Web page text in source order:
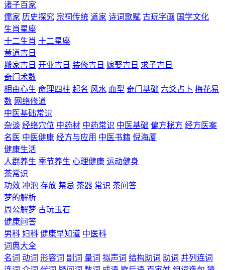
诸子百家
儒家 历史探究 宗祠传统 道家 诗词歌赋 古玩字画 国学文化
生肖星座
十二生肖 十二星座
黄道吉日
搬家吉日 开业吉日 装修吉日 嫁娶吉日 求子吉日
奇门术数
相由心生 命理四柱 起名 风水 血型 奇门基础 六爻占卜 梅花易
数 网络修道
中医基础常识
杂谈 经络穴位 中药材 中药常识 中医基础 偏方秘方 经方医案
名医 中医健康 经方与应用 中医书籍 倪海厦
健康生活
人群养生 季节养生 心理健康 运动健身
茶常识
功效 冲泡 存放 禁忌 茶器 常识 茶问答
梦的解析
周公解梦 古玩玉石
健康问答
男科 妇科 健康早知道 中医科
词典大全
名词 动词 形容词 副词 量词 拟声词 结构助词 助词 并列连词